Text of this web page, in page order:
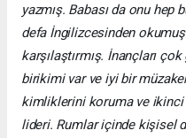
yazmış. Babası da onu hep
defa İngilizcesinden
karşılaştırmış. İnançları
birikimi var ve iyi bir
kimliklerini koruma ve ikinci
lideri. Rumlar içinde kişisel